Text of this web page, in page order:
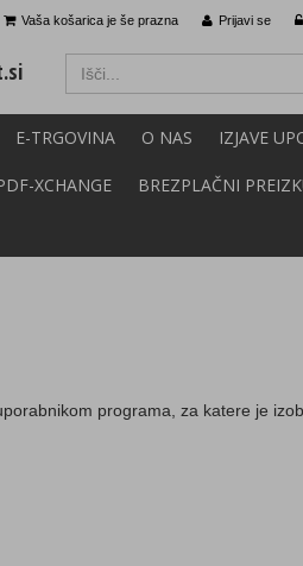
Prijavi se
Vaša košarica je še prazna
E-TRGOVINA O NAS IZJAVE
XCHANGE BREZPLAČNI
programa, za katere je